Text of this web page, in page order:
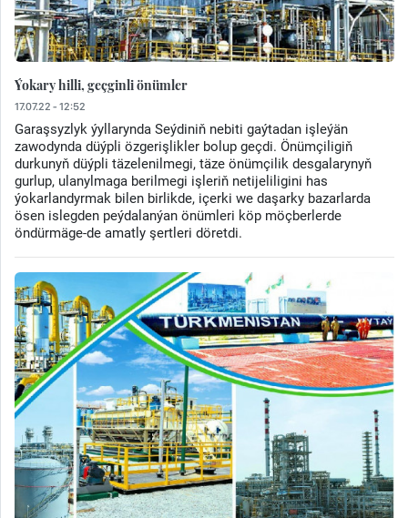
Ýokary hilli, geçginli önümler
17.07.22 - 12:52
Garaşsyzlyk ýyllarynda Seýdiniň nebiti gaýtadan işleýän
zawodynda düýpli özgerişlikler bolup geçdi. Önümçiligiň
durkunyň düýpli täzelenilmegi, täze önümçilik desgalarynyň
gurlup, ulanylmaga berilmegi işleriň netijeliligini has
ýokarlandyrmak bilen birlikde, içerki we daşarky bazarlarda
ösen islegden peýdalanýan önümleri köp möçberlerde
öndürmäge-de amatly şertleri döretdi.